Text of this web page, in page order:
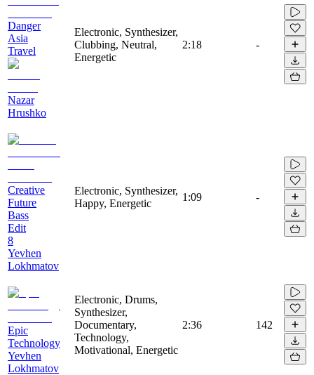
Danger
Asia
Travel
Nazar
Hrushko
Electronic, Synthesizer,
Clubbing, Neutral,
Energetic
2:18 -
Creative
Future
Bass
Edit
8
Yevhen
Lokhmatov
Electronic, Synthesizer,
Happy, Energetic
1:09 -
Epic
Technology
Yevhen
Lokhmatov
Electronic, Drums,
Synthesizer,
Documentary,
Technology,
Motivational, Energetic
2:36 142